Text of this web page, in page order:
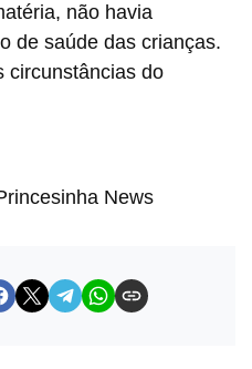
não havia
de saúde das crianças.
circunstâncias do
News